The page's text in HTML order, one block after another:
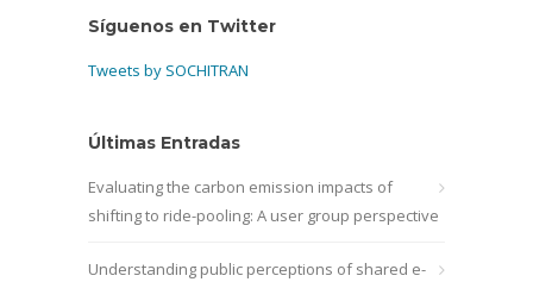
Síguenos en Twitter
Tweets by SOCHITRAN
Últimas Entradas
Evaluating the carbon emission impacts of
shifting to ride-pooling: A user group perspective
Understanding public perceptions of shared e-